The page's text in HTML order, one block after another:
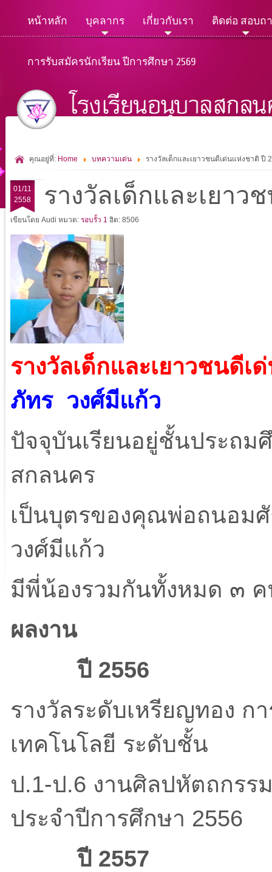
หน้าหลัก บุคลากร เกี่ยวกับเรา ติดต่อ สอบถ
การรับสมัครนักเรียน ปีการศึกษา 2569
คุณอยู่ที่: Home บทความเด่น รางวัลเด็กและเยาวชนดีเด่นแห่งชาติ ปี
01/11
2558
รางวัลเด็กและเยาว
เขียนโดย Audi หมวด: รอบรั้ว 1 ฮิต: 8506
รางวัลเด็กและเยาวชนดี
ภัทร วงศ์มีแก้ว
ปัจจุบันเรียนอยู่ชั้นประถม
สกลนคร
เป็นบุตรของคุณพ่อถนอ
วงศ์มีแก้ว
มีพี่น้องรวมกันทั้งหมด ๓
ผลงาน
ปี 2556
รางวัลระดับเหรียญทอง ก
เทคโนโลยี ระดับชั้น
ป.1-ป.6 งานศิลปหัตถกรร
ประจำปีการศึกษา 2556
ปี 2557